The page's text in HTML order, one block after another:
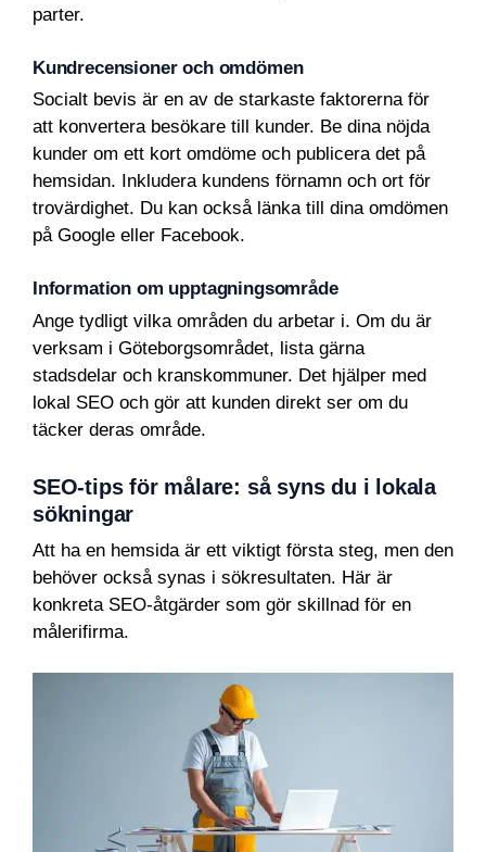
parter.
Kundrecensioner och omdömen
Socialt bevis är en av de starkaste faktorerna för
att konvertera besökare till kunder. Be dina nöjda
kunder om ett kort omdöme och publicera det på
hemsidan. Inkludera kundens förnamn och ort för
trovärdighet. Du kan också länka till dina omdömen
på Google eller Facebook.
Information om upptagningsområde
Ange tydligt vilka områden du arbetar i. Om du är
verksam i Göteborgsområdet, lista gärna
stadsdelar och kranskommuner. Det hjälper med
lokal SEO och gör att kunden direkt ser om du
täcker deras område.
SEO-tips för målare: så syns du i lokala
sökningar
Att ha en hemsida är ett viktigt första steg, men den
behöver också synas i sökresultaten. Här är
konkreta SEO-åtgärder som gör skillnad för en
målerifirma.